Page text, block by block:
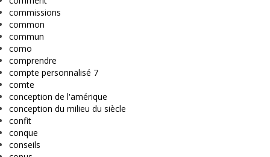
commissions
common
commun
como
comprendre
compte personnalisé 7
comte
conception de l'amérique
conception du milieu du siècle
confit
conque
conseils